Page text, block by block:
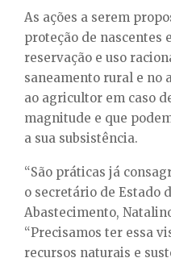
As ações a serem
proteção de nascentes
reservação e uso
saneamento rural e no
ao agricultor em caso
magnitude e que
a sua subsistência.
“São práticas já
o secretário de Estado
Abastecimento,
“Precisamos ter essa
recursos naturais e